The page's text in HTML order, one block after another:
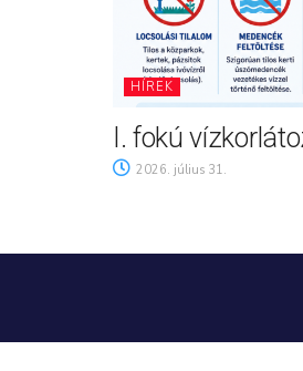
HÍREK
I. fokú
2026. július 31.